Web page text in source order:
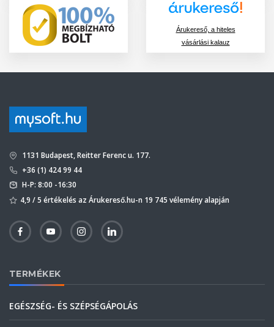
Árukereső, a hiteles
vásárlási kalauz
1131 Budapest, Reitter Ferenc u. 177.
+36 (1) 424 99 44
H-P: 8:00 -16:30
4,9 / 5 értékelés az Árukereső.hu-n 19 745 vélemény alapján
TERMÉKEK
EGÉSZSÉG- ÉS SZÉPSÉGÁPOLÁS